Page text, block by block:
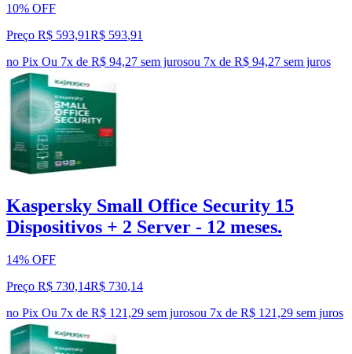
10% OFF
Preço R$ 593,91R$ 593,91
no Pix Ou 7x de R$ 94,27 sem jurosou 7x de R$ 94,27 sem juros
Kaspersky Small Office Security 15
Dispositivos + 2 Server - 12 meses.
14% OFF
Preço R$ 730,14R$ 730,14
no Pix Ou 7x de R$ 121,29 sem jurosou 7x de R$ 121,29 sem juros